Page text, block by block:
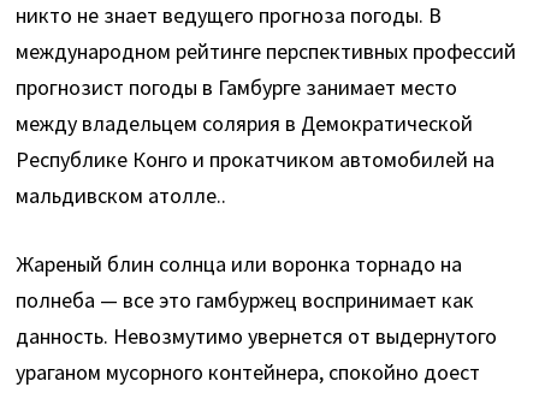
никто не знает ведущего прогноза погоды. В
международном рейтинге перспективных профессий
прогнозист погоды в Гамбурге занимает место
между владельцем солярия в Демократической
Республике Конго и прокатчиком автомобилей на
мальдивском атолле..
Жареный блин солнца или воронка торнадо на
полнеба — все это гамбуржец воспринимает как
данность. Невозмутимо увернется от выдернутого
ураганом мусорного контейнера, спокойно доест